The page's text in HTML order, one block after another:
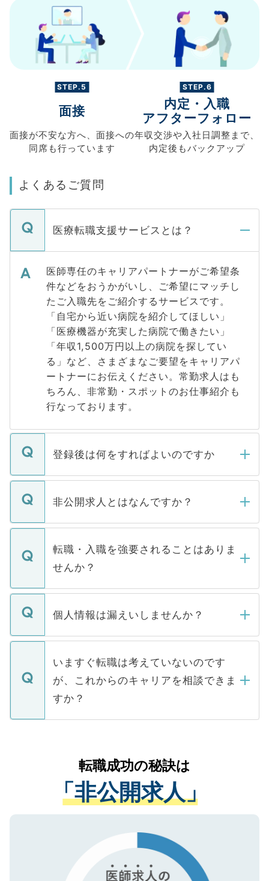
STEP.5
面接
面接が不安な方へ、 面接への
同席も行っています
STEP.6
内定・入職
アフターフォロー
年収交渉や入社日調整まで、
内定後もバックアップ
よくあるご質問
医療転職支援サービスとは？
医師専任のキャリアパートナーがご希望条
件などをおうかがいし、ご希望にマッチし
たご入職先をご紹介するサービスです。
「自宅から近い病院を紹介してほしい」
「医療機器が充実した病院で働きたい」
「年収1,500万円以上の病院を探してい
る」など、さまざまなご要望をキャリアパ
ートナーにお伝えください。常勤求人はも
ちろん、非常勤・スポットのお仕事紹介も
行なっております。
登録後は何をすればよいのですか
ご登録いただきましたら、弊社担当者がご
登録内容を確認し、その後メールもしくは
ます。通常、5営業日以内にはご連絡をせて
いただきますので、しばらくお待ちくださ
非公開求人とはなんですか？
マイナビDOCTORで取り扱っている求人の
うち約3割は、Webサイトからご覧いただ
けない「非公開求人」です。非公開求人は
下記の理由によって、一般には公開してい
ません。
■応募殺到を避けるため 人気のある医療機
関を公にしてしまうと、応募が殺到する場
に、医療機関が求める条件に合った人材の
みを人材紹介会社に依頼するケースが増え
ています。
転職・入職を強要されることはありま
せんか？
転職・入職を強要することは一切ありませ
ん。また、仮に応募先から内定をいただい
定を承諾する必要はありません。内定先へ
の辞退の連絡はキャリアパートナーが行い
個人情報は漏えいしませんか？
個人情報が漏えいすることはありませんの
で、ご安心ください。当サイトからの登録
などで収集したご登録者様の個人情報は、
ご本人のキャリアアップおよび転職活動の
支援を目的に使用いたします。お預かりし
ているすべての個人データはご本人の許可
は、個人情報の取り扱いについての厳密な
管理基準を満たした事業者のみに付与され
る、プライバシーマークを取得済みです。
で、機密保持に関してもご安心ください。
いますぐ転職は考えていないのです
が、これからのキャリアを相談できま
すか？
かがいして、現在の医療機関の状況や紹介
経験をまじえながら、適切なアドバイスを
させていただきます。すぐにご転職をされ
ない方には、長期的なサポートが可能です
ので、まずはご登録ください。
転職成功の秘訣は
「非公開求人」